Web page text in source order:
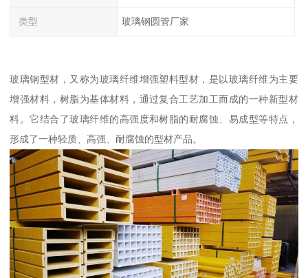
类型 玻璃钢圆管厂家
玻璃钢型材，又称为玻璃纤维增强塑料型材，是以玻璃纤维为主要
增强材料，树脂为基体材料，通过复合工艺加工而成的一种新型材
料。它结合了玻璃纤维的高强度和树脂的耐腐蚀、易成型等特点，
形成了一种轻质、高强、耐腐蚀的型材产品。